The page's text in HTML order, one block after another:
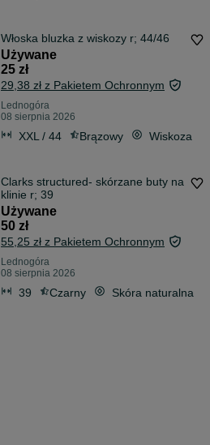
Włoska bluzka z wiskozy r; 44/46
Używane
25 zł
29,38 zł z Pakietem Ochronnym
Lednogóra
08 sierpnia 2026
XXL / 44 Brązowy Wiskoza
Clarks structured- skórzane buty na
klinie r; 39
Używane
50 zł
55,25 zł z Pakietem Ochronnym
Lednogóra
08 sierpnia 2026
39 Czarny Skóra naturalna